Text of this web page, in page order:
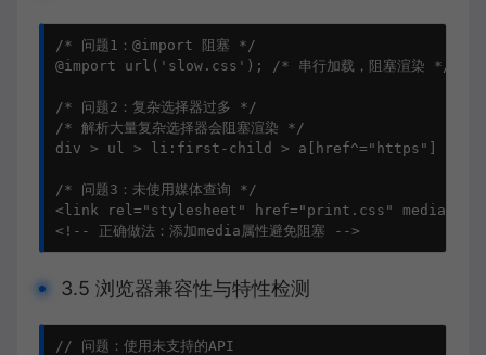
/* 问题1：@import 阻塞 */
@import url( 'slow.css' ); /* 串行加载，阻塞渲染 */
/* 问题2：复杂选择器过多 */
/* 解析大量复杂选择器会阻塞渲染 */
div > ul > li :first-child > a [href^= "https"
/* 问题3：未使用媒体查询 */
<link rel="stylesheet" href="print .css "
<!-- 正确做法：添加media属性避免阻塞 -->
3.5 浏览器兼容性与特性检测
// 问题：使用未支持的API